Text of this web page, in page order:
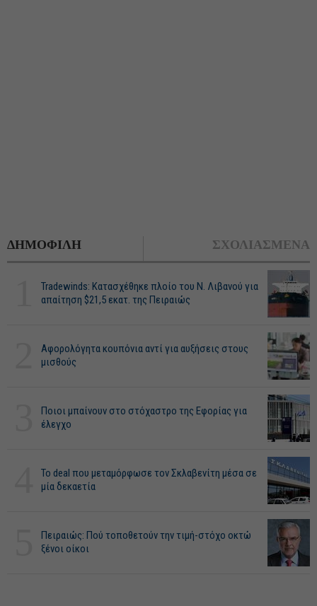
ΔΗΜΟΦΙΛΗ ΣΧΟΛΙΑΣΜΕΝΑ
Tradewinds: Κατασχέθηκε πλοίο του Ν. Λιβανού για
απαίτηση $21,5 εκατ. της Πειραιώς
Αφορολόγητα κουπόνια αντί για αυξήσεις στους
μισθούς
Ποιοι μπαίνουν στο στόχαστρο της Εφορίας για
έλεγχο
Το deal που μεταμόρφωσε τον Σκλαβενίτη μέσα σε
μία δεκαετία
Πειραιώς: Πού τοποθετούν την τιμή-στόχο οκτώ
ξένοι οίκοι